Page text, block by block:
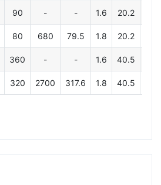
90 - - 1.6 20.2
80 680 79.5 1.8 20.2
360 - - 1.6 40.5
320 2700 317.6 1.8 40.5